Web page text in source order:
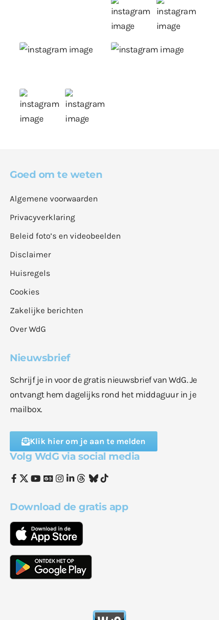
Goed om te weten
Algemene voorwaarden
Privacyverklaring
Beleid foto’s en videobeelden
Disclaimer
Huisregels
Cookies
Zakelijke berichten
Over WdG
Nieuwsbrief
Schrijf je in voor de gratis nieuwsbrief van WdG. Je
ontvangt hem dagelijks rond het middaguur in je
mailbox.
Klik hier om je aan te melden
Volg WdG via social media
Download de gratis app